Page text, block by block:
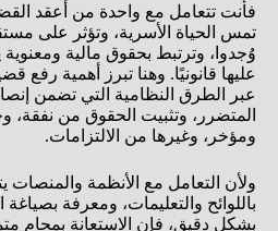
فأنت تتعامل مع واحدة من أعقد
تمس الحياة الأسرية، وتؤثر على
وُجدوا، وترتبط بحقوق مالية
عليها قانونيًا. وهنا تبرز أهمية رفع
عبر الطرق النظامية التي تضمن
المتضرر، وتثبيت الحقوق من نفقة،
ومؤخر، وغيرها من الالتزامات.
ولأن التعامل مع الأنظمة والمنصات
باللوائح والتعليمات، ومعرفة بصياغة
بشكل دقيق، فإن الاستعانة بمحامٍ